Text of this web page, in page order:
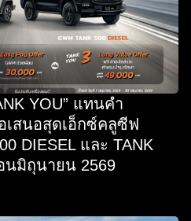
YOU” แทนคำ
สนอสุดเอ็กซ์คลูซีฟ
DIESEL และ TANK
นมิถุนายน 2569